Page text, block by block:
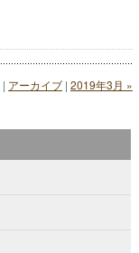
| アーカイブ | 2019年3月 »